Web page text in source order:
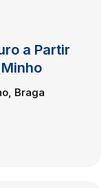
a Partir
Braga